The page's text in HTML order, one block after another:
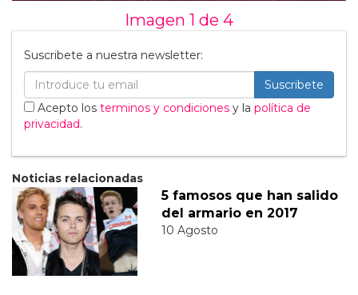
Imagen 1 de 4
Suscribete a nuestra newsletter:
Suscribete
Acepto los terminos y condiciones y la política de
privacidad.
Noticias relacionadas
5 famosos que han salido
del armario en 2017
10 Agosto